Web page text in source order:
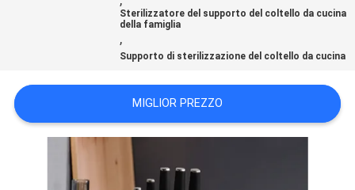
PREVENTIVO
MAPPA
Sterilizzatore del supporto del coltello da cucina
della famiglia
,
Supporto di sterilizzazione del coltello da cucina
MIGLIOR PREZZO